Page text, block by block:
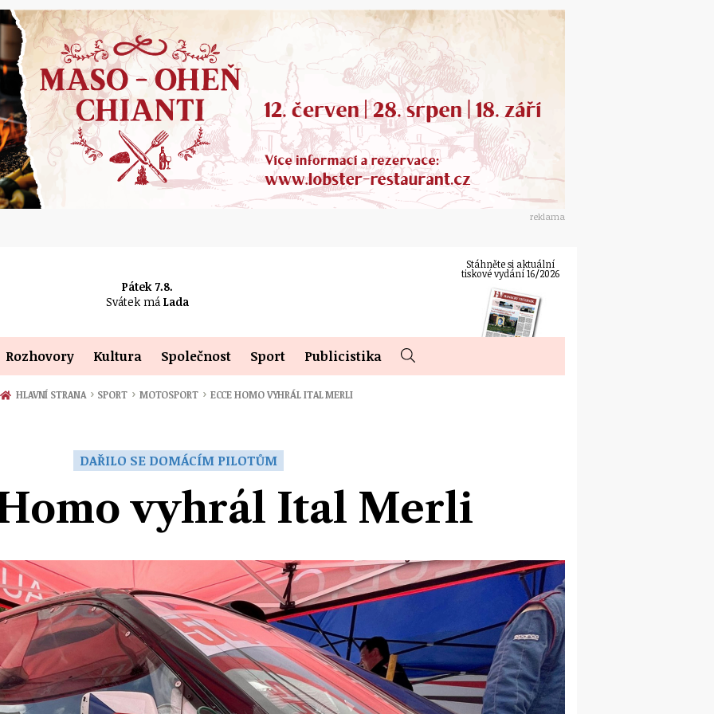
reklama
Pátek 7.8.
Svátek má Lada
Stáhněte si aktuální
tiskové vydání 16/2026
Rozhovory Kultura Společnost Sport Publicistika
HLAVNÍ STRANA › SPORT › MOTOSPORT › ECCE HOMO VYHRÁL ITAL MERLI
DAŘILO SE DOMÁCÍM PILOTŮM
vyhrál Ital Merli